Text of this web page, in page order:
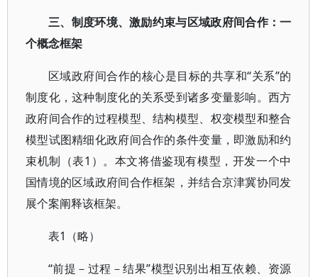
三、制度环境、激励约束与区域政府间合作：一
个概念框架
区域政府间合作的核心是目标的共享和“关系”的
制度化，这种制度化的关系受到诸多变量影响。西方
政府间合作的过程模型、结构模型、权变模型和整合
模型试图精细化政府间合作的条件变量，即激励和约
束机制（表1）。本文将借鉴现有模型，开发一个中
国情境的区域政府间合作框架，并结合京津冀协同发
展个案阐释该框架。
表1（略）
“前提－过程－结果”模型识别出相互依赖、资源